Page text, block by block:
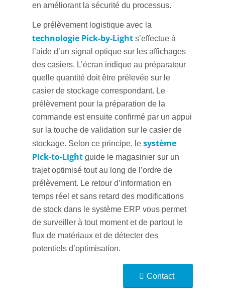
en améliorant la sécurité du processus.
Le prélèvement logistique avec la
technologie Pick-by-Light s’effectue à
l’aide d’un signal optique sur les affichages
des casiers. L’écran indique au préparateur
quelle quantité doit être prélevée sur le
casier de stockage correspondant. Le
prélèvement pour la préparation de la
commande est ensuite confirmé par un appui
sur la touche de validation sur le casier de
stockage. Selon ce principe, le système
Pick-to-Light guide le magasinier sur un
trajet optimisé tout au long de l’ordre de
prélèvement. Le retour d’information en
temps réel et sans retard des modifications
de stock dans le système ERP vous permet
de surveiller à tout moment et de partout le
flux de matériaux et de détecter des
potentiels d’optimisation.
Contact